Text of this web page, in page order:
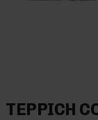
TEPPICH